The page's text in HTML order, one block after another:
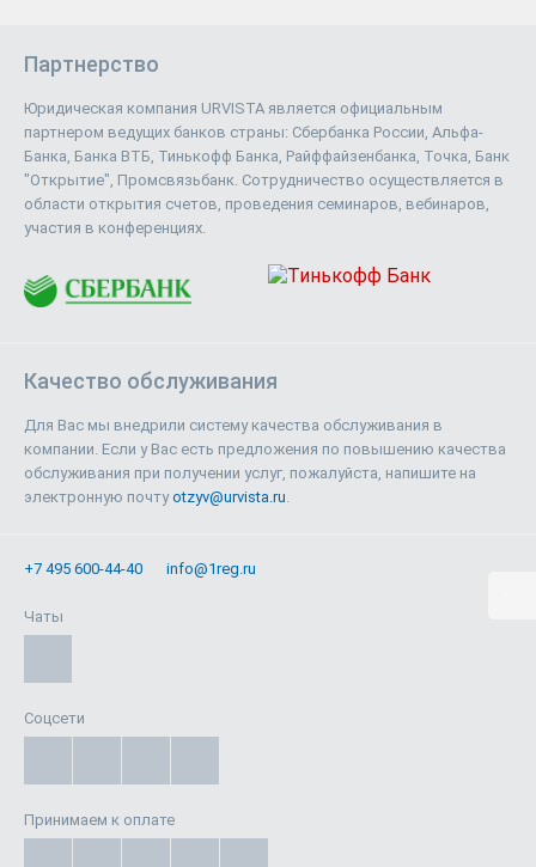
Партнерство
Юридическая компания URVISTA является официальным
партнером ведущих банков страны: Сбербанка России, Альфа-
Банка, Банка ВТБ, Тинькофф Банка, Райффайзенбанка, Точка, Банк
"Открытие", Промсвязьбанк. Сотрудничество осуществляется в
области открытия счетов, проведения семинаров, вебинаров,
участия в конференциях.
Качество обслуживания
Для Вас мы внедрили систему качества обслуживания в
компании. Если у Вас есть предложения по повышению качества
обслуживания при получении услуг, пожалуйста, напишите на
электронную почтуotzyv@urvista.ru.
+7 495 600-44-40 info@1reg.ru
Чаты
Соцсети
Принимаем к оплате